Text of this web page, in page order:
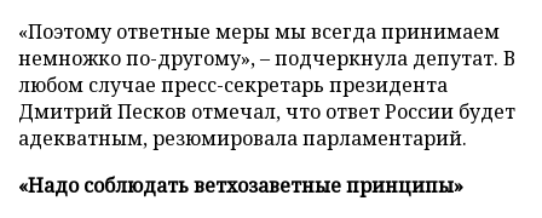
«Поэтому ответные меры мы всегда принимаем
немножко по-другому», – подчеркнула депутат. В
любом случае пресс-секретарь президента
Дмитрий Песков отмечал, что ответ России будет
адекватным, резюмировала парламентарий.
«Надо соблюдать ветхозаветные принципы»